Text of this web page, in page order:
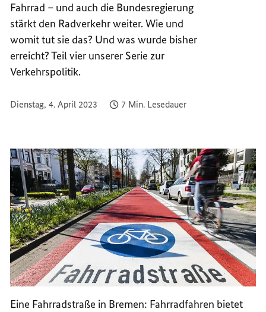
Fahrrad – und auch die Bundesregierung
stärkt den Radverkehr weiter. Wie und
womit tut sie das? Und was wurde bisher
erreicht? Teil vier unserer Serie zur
Verkehrspolitik.
Dienstag, 4. April 2023 7 Min. Lesedauer
Eine Fahrradstraße in Bremen: Fahrradfahren bietet